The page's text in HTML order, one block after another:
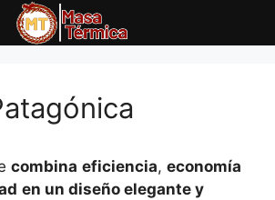
combina eficiencia, economía
en un diseño elegante y